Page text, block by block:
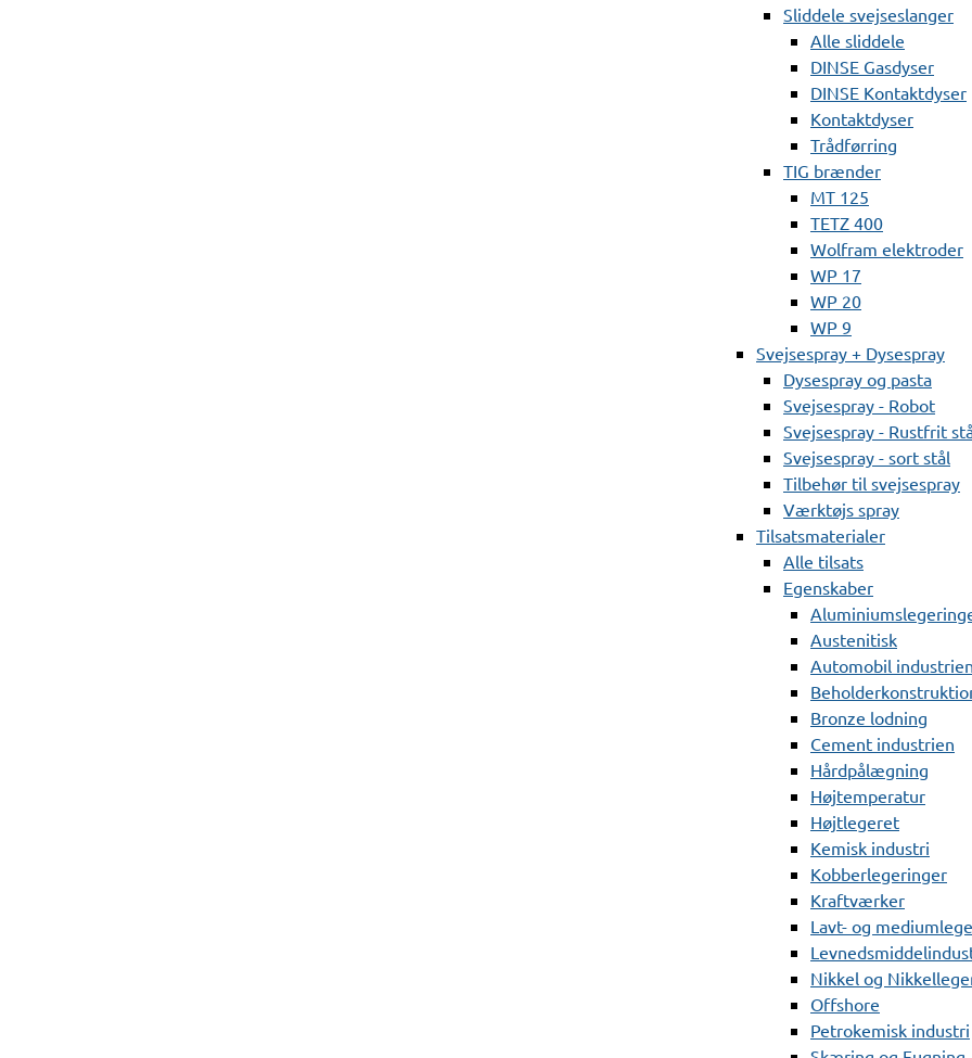
Sliddele svejseslanger
Alle sliddele
DINSE Gasdyser
DINSE Kontaktdyser
Kontaktdyser
Trådførring
TIG brænder
MT 125
TETZ 400
Wolfram elektroder
WP 17
WP 20
WP 9
Svejsespray + Dysespray
Dysespray og pasta
Svejsespray - Robot
Svejsespray - Rustfrit
Svejsespray - sort stål
Tilbehør til svejsespray
Værktøjs spray
Tilsatsmaterialer
Alle tilsats
Egenskaber
Austenitisk
Automobil industrien
Bronze lodning
Cement industrien
Hårdpålægning
Højtemperatur
Højtlegeret
Kemisk industri
Kobberlegeringer
Kraftværker
Lavt- og
Nikkel og
Offshore
Petrokemisk industri